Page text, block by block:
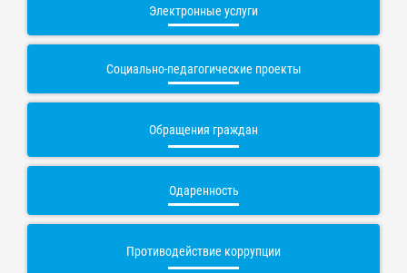
Электронные услуги
Социально-педагогические проекты
Обращения граждан
Одаренность
Противодействие коррупции